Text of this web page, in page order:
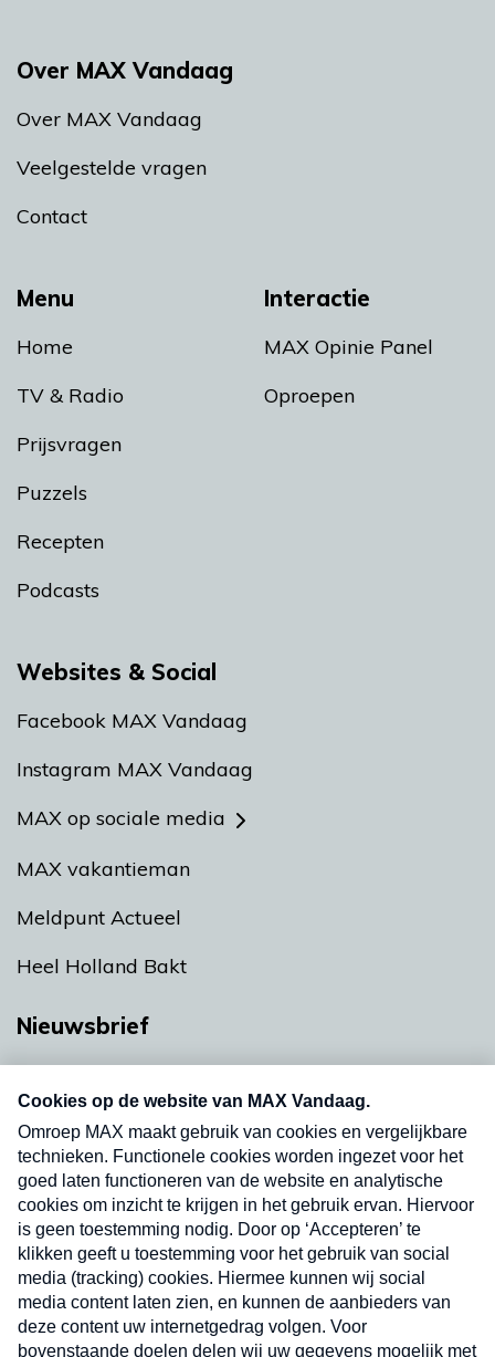
Menu
Home
TV & Radio
Prijsvragen
Puzzels
Recepten
Podcasts
Interactie
MAX Opinie Panel
Oproepen
Over MAX Vandaag
Over MAX Vandaag
Veelgestelde vragen
Contact
Websites & Social
Facebook MAX Vandaag
Instagram MAX Vandaag
MAX op sociale media
MAX vakantieman
Meldpunt Actueel
Heel Holland Bakt
Nieuwsbrief
nieuwsbrief. Elke vrijdag- en dinsdagochtend in
uw mailbox.
Verzend